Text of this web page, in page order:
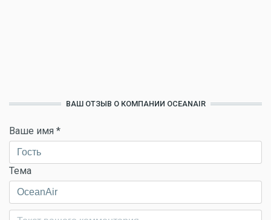
ВАШ ОТЗЫВ О КОМПАНИИ OCEANAIR
Ваше имя *
Тема
Комментарий*